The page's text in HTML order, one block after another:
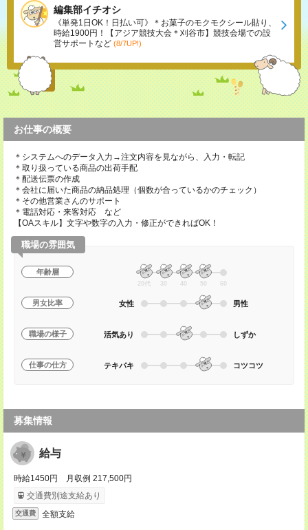
編集部イチオシ
《単発1日OK！日払い可》＊お菓子のモクモクシール貼り、
時給1900円！【アジア競技大会＊刈谷市】競技会場での設
営サポートなど (8/7UP!)
お仕事の概要
＊システムへのデータ入力→注文内容を見ながら、入力・転記
＊取り扱っている商品の出荷手配
＊配送伝票の作成
＊会社に届いた商品の納品処理（個数が合っているかのチェック）
＊その他営業さんのサポート
＊電話対応・来客対応 など
【OAスキル】文字や数字の入力・修正ができればOK！
職場の雰囲気
年齢層
20代 30 40 50 60
男女比率 女性 男性
職場の様子 活気あり しずか
仕事の仕方 テキパキ コツコツ
募集情報
給与
時給1450円 月収例 217,500円
交通費別途支給あり
交通費 全額支給